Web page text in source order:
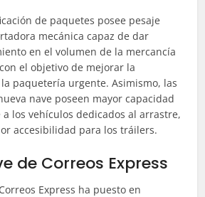
de paquetes posee pesaje
mecánica capaz de dar
en el volumen de la mercancía
el objetivo de mejorar la
paquetería urgente. Asimismo, las
nave poseen mayor capacidad
los vehículos dedicados al arrastre,
accesibilidad para los tráilers.
de Correos Express
Express ha puesto en